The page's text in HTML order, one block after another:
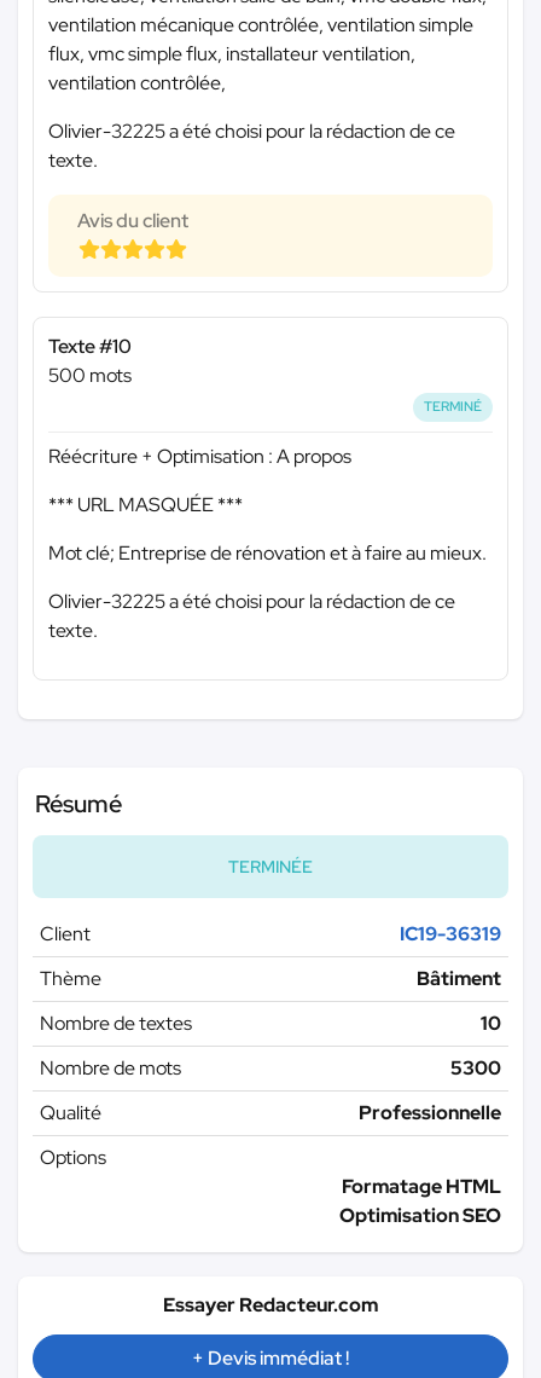
ventilation mécanique contrôlée, ventilation simple
flux, vmc simple flux, installateur ventilation,
ventilation contrôlée,
Olivier-32225 a été choisi pour la rédaction de ce
texte.
Avis du client
Texte #10
500 mots
TERMINÉ
Réécriture + Optimisation : A propos
*** URL MASQUÉE ***
Mot clé; Entreprise de rénovation et à faire au mieux.
Olivier-32225 a été choisi pour la rédaction de ce
texte.
Résumé
TERMINÉE
Client
IC19-36319
Thème
Bâtiment
Nombre de textes
10
Nombre de mots
5300
Qualité
Professionnelle
Options
Formatage HTML
Optimisation SEO
Essayer Redacteur.com
+ Devis immédiat !